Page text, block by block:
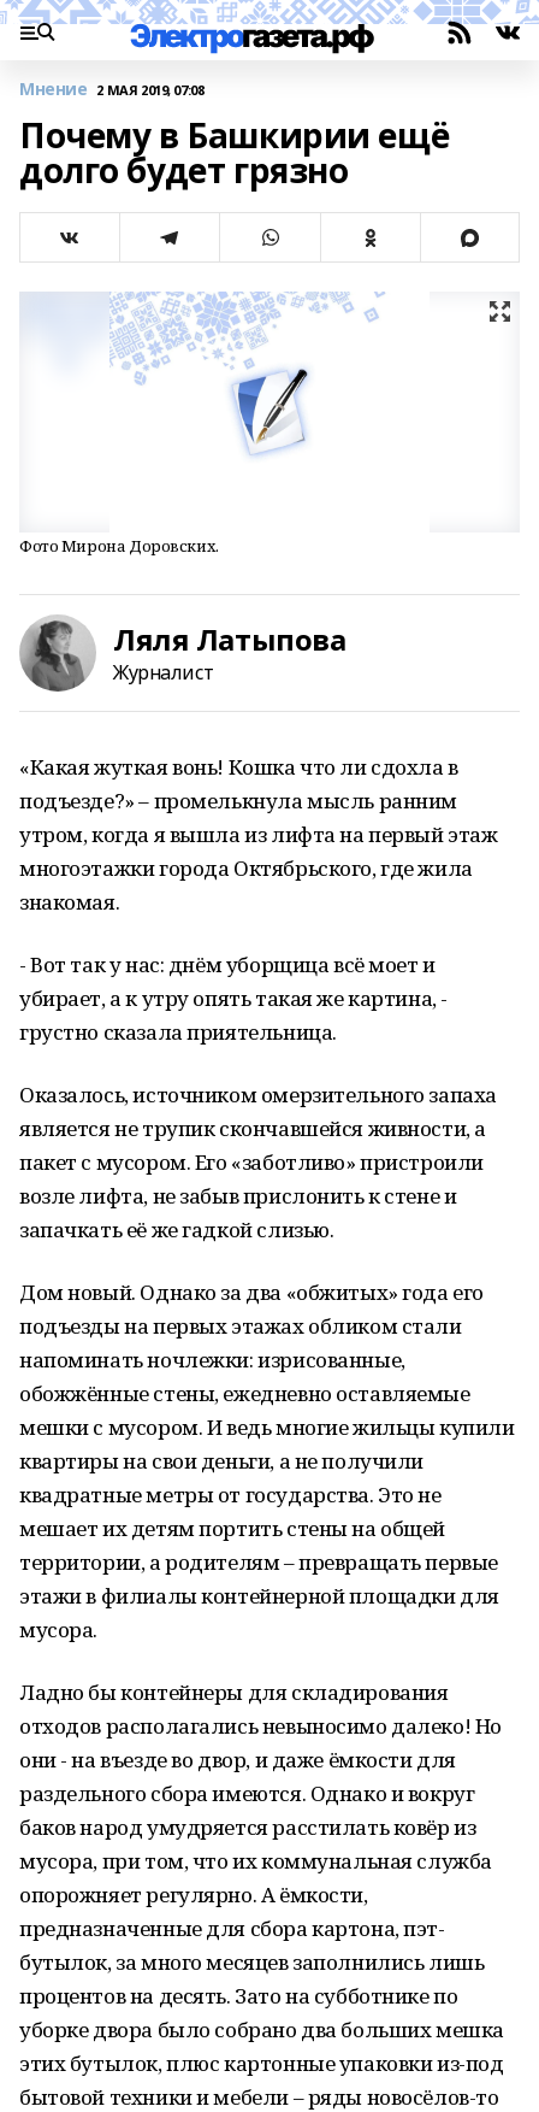
Мнение 2 МАЯ 2019, 07:08
Почему в Башкирии ещё
долго будет грязно
Фото Мирона Доровских.
Ляля Латыпова
Журналист
«Какая жуткая вонь! Кошка что ли сдохла в
подъезде?» – промелькнула мысль ранним
утром, когда я вышла из лифта на первый этаж
многоэтажки города Октябрьского, где жила
знакомая.
- Вот так у нас: днём уборщица всё моет и
убирает, а к утру опять такая же картина, -
грустно сказала приятельница.
Оказалось, источником омерзительного запаха
является не трупик скончавшейся живности, а
пакет с мусором. Его «заботливо» пристроили
возле лифта, не забыв прислонить к стене и
запачкать её же гадкой слизью.
Дом новый. Однако за два «обжитых» года его
подъезды на первых этажах обликом стали
напоминать ночлежки: изрисованные,
обожжённые стены, ежедневно оставляемые
мешки с мусором. И ведь многие жильцы купили
квартиры на свои деньги, а не получили
квадратные метры от государства. Это не
мешает их детям портить стены на общей
территории, а родителям – превращать первые
этажи в филиалы контейнерной площадки для
мусора.
Ладно бы контейнеры для складирования
отходов располагались невыносимо далеко! Но
они - на въезде во двор, и даже ёмкости для
раздельного сбора имеются. Однако и вокруг
баков народ умудряется расстилать ковёр из
мусора, при том, что их коммунальная служба
опорожняет регулярно. А ёмкости,
предназначенные для сбора картона, пэт-
бутылок, за много месяцев заполнились лишь
процентов на десять. Зато на субботнике по
уборке двора было собрано два больших мешка
этих бутылок, плюс картонные упаковки из-под
бытовой техники и мебели – ряды новосёлов-то